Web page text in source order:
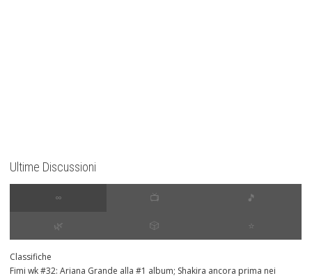
Ultime Discussioni
∞ 📺 🎵
🌿 🎲 ⭐️
Classifiche
Fimi wk #32: Ariana Grande alla #1 album; Shakira ancora prima nei